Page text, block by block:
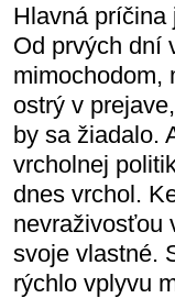
Hlavná príčina
Od prvých dní
mimochodom,
ostrý v
by sa žiadalo.
vrcholnej
dnes vrchol.
nevraživosťou
svoje vlastné.
rýchlo vplyvu